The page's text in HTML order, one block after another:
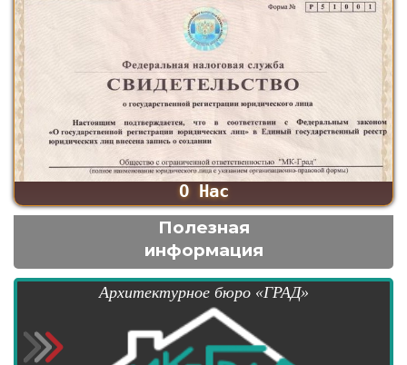
О Нас
Полезная
информация
Архитектурное бюро «ГРАД»